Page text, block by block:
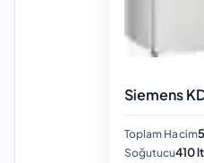
Siemens
Toplam Hacim
Soğutucu410 lt